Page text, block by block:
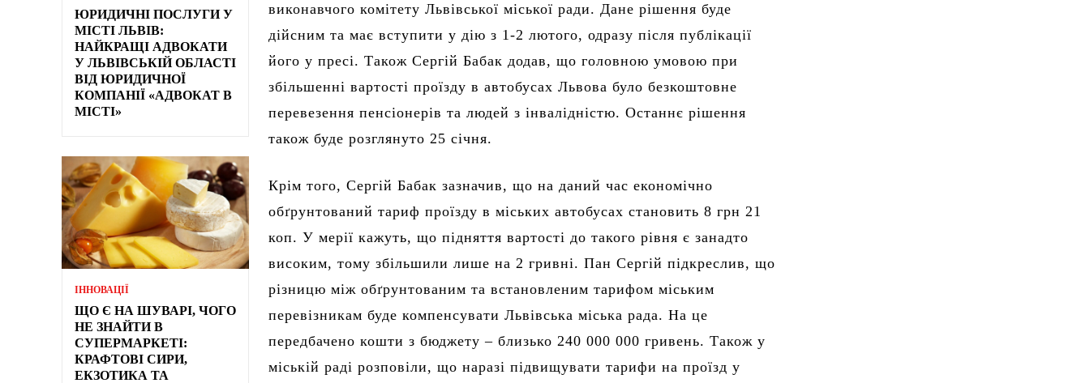
ЮРИДИЧНІ ПОСЛУГИ У
МІСТІ ЛЬВІВ:
НАЙКРАЩІ АДВОКАТИ
У ЛЬВІВСЬКІЙ ОБЛАСТІ
ВІД ЮРИДИЧНОЇ
КОМПАНІЇ «АДВОКАТ В
МІСТІ»
ІННОВАЦІЇ
ЩО Є НА ШУВАРІ, ЧОГО
НЕ ЗНАЙТИ В
СУПЕРМАРКЕТІ:
КРАФТОВІ СИРИ,
ЕКЗОТИКА ТА
виконавчого комітету Львівської міської ради. Дане рішення буде
дійсним та має вступити у дію з 1-2 лютого, одразу після публікації
його у пресі. Також Сергій Бабак додав, що головною умовою при
збільшенні вартості проїзду в автобусах Львова було безкоштовне
перевезення пенсіонерів та людей з інвалідністю. Останнє рішення
також буде розглянуто 25 січня.
Крім того, Сергій Бабак зазначив, що на даний час економічно
обґрунтований тариф проїзду в міських автобусах становить 8 грн 21
коп. У мерії кажуть, що підняття вартості до такого рівня є занадто
високим, тому збільшили лише на 2 гривні. Пан Сергій підкреслив, що
різницю між обґрунтованим та встановленим тарифом міським
перевізникам буде компенсувати Львівська міська рада. На це
передбачено кошти з бюджету – близько 240 000 000 гривень. Також у
міській раді розповіли, що наразі підвищувати тарифи на проїзд у